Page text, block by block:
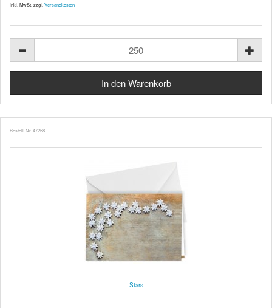
inkl. MwSt. zzgl. Versandkosten
Bestell-Nr. 47258
Stars